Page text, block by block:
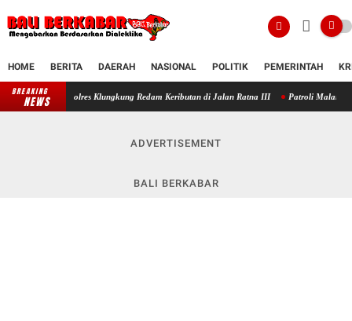
HOME BERITA DAERAH NASIONAL POLITIK PEMERINTAH
BREAKING
NEWS
Polres Klungkung Redam Keributan di Jalan Ratna III Patroli Malam Sat Samapta
ADVERTISEMENT
BALI BERKABAR